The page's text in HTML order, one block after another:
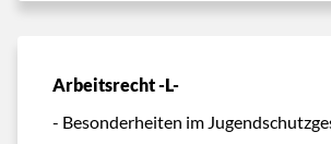
Arbeitsrecht -L-
- Besonderheiten im